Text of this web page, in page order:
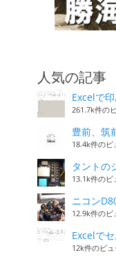
人気の記事
Excelで
261.7k件の
豊前、筑
18.4k件のビ
タントの
13.1k件のビ
ニコン
12.9k件のビ
Excelで
12k件のビュ